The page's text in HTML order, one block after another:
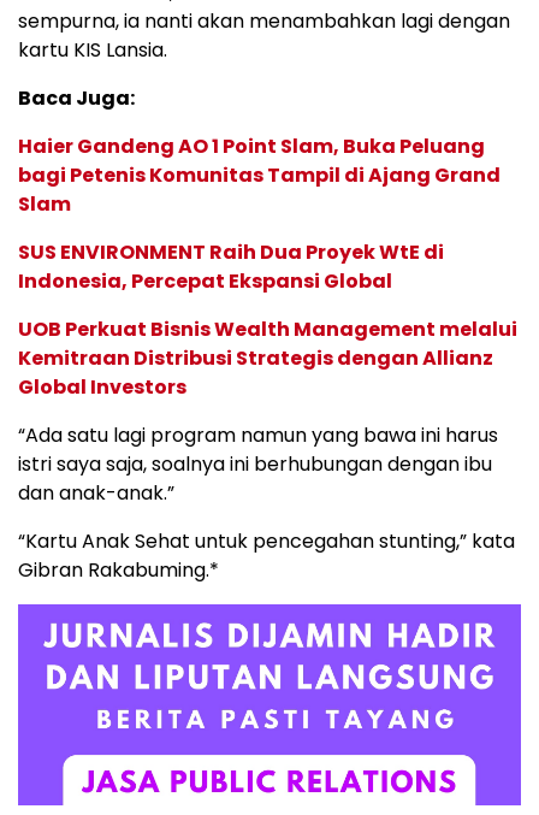
sempurna, ia nanti akan menambahkan lagi dengan
kartu KIS Lansia.
Baca Juga:
Haier Gandeng AO 1 Point Slam, Buka Peluang
bagi Petenis Komunitas Tampil di Ajang Grand
Slam
SUS ENVIRONMENT Raih Dua Proyek WtE di
Indonesia, Percepat Ekspansi Global
UOB Perkuat Bisnis Wealth Management melalui
Kemitraan Distribusi Strategis dengan Allianz
Global Investors
“Ada satu lagi program namun yang bawa ini harus
istri saya saja, soalnya ini berhubungan dengan ibu
dan anak-anak.”
“Kartu Anak Sehat untuk pencegahan stunting,” kata
Gibran Rakabuming.*